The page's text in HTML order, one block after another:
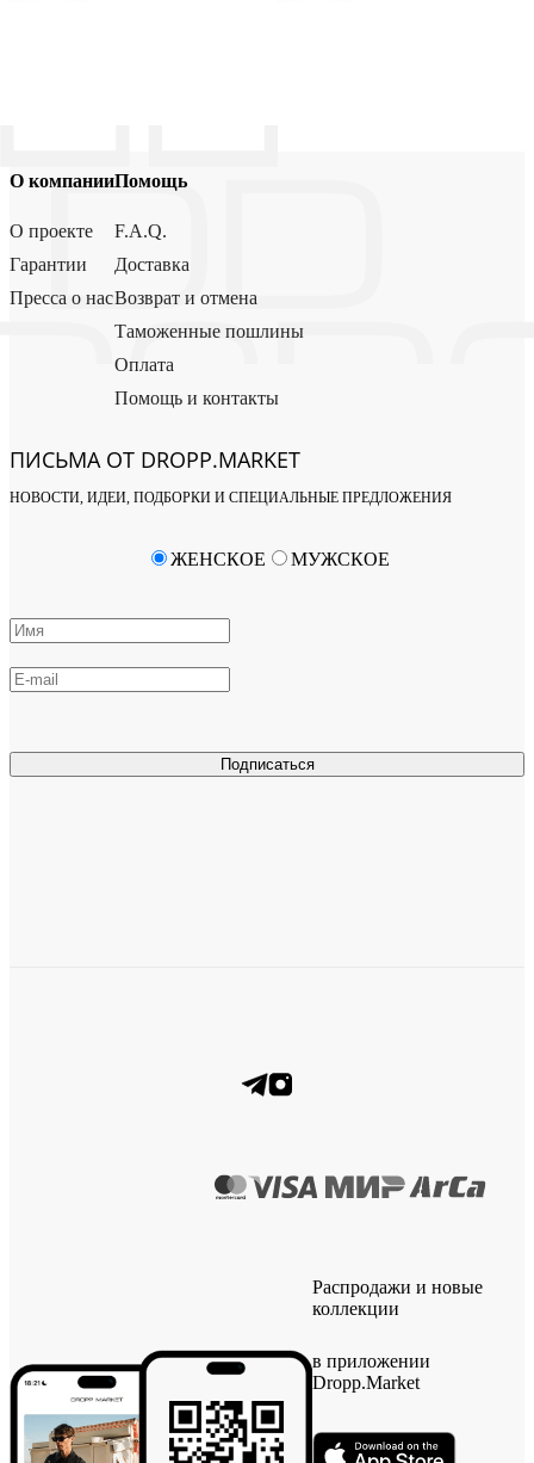
О компании
О проекте
Гарантии
Пресса о нас
Помощь
F.A.Q.
Доставка
Возврат и отмена
Таможенные пошлины
Оплата
Помощь и контакты
ПИСЬМА ОТ DROPP.MARKET
НОВОСТИ, ИДЕИ, ПОДБОРКИ И СПЕЦИАЛЬНЫЕ ПРЕДЛОЖЕНИЯ
Подписаться
ЖЕНСКОЕ МУЖСКОЕ
Распродажи и новые
коллекции
в приложении
Dropp.Market